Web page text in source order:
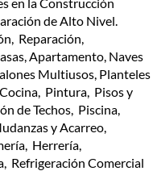
de Alto Nivel.
Reparación,
Apartamento, Naves
Multiusos, Planteles
Pintura, Pisos y
de Techos, Piscina,
y Acarreo,
Herrería,
Refrigeración Comercial